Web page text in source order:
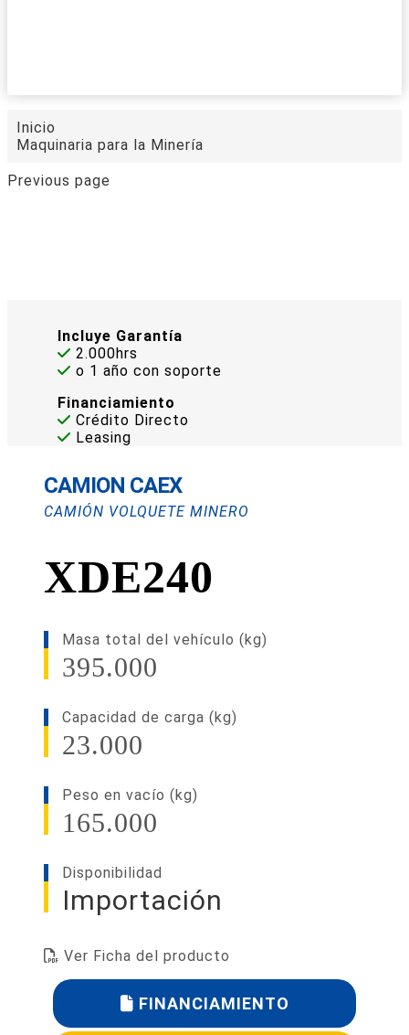
Inicio
Maquinaria para la Minería
Previous page
Incluye Garantía
2.000hrs
o 1 año con soporte
Financiamiento
Crédito Directo
Leasing
CAMION CAEX
CAMIÓN VOLQUETE MINERO
XDE240
Masa total del vehículo (kg)
395.000
Capacidad de carga (kg)
23.000
Peso en vacío (kg)
165.000
Disponibilidad
Importación
Ver Ficha del producto
FINANCIAMIENTO